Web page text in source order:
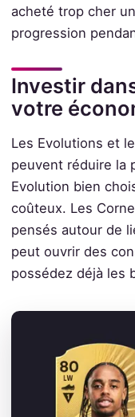
acheté trop cher
progression
Investir
votre
Les Evolutions et
peuvent réduire la
Evolution bien
coûteux. Les
pensés autour de
peut ouvrir des
possédez déjà les